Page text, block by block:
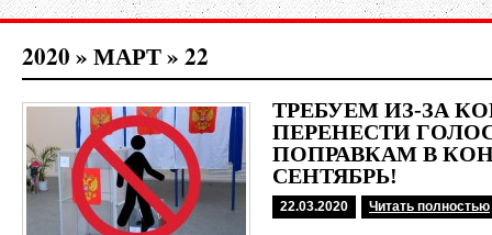
2020 » МАРТ» 22
ТРЕБУЕМ ИЗ-ЗА
ПЕРЕНЕСТИ
ПОПРАВКАМ В
СЕНТЯБРЬ!
22.03.2020 Читать полностью